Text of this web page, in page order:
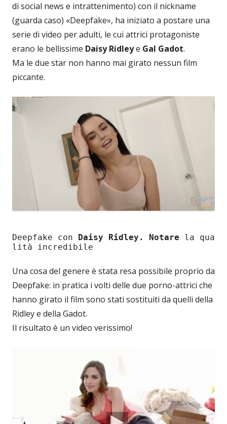
di social news e intrattenimento) con il nickname
(guarda caso) «Deepfake», ha iniziato a postare una
serie di video per adulti, le cui attrici protagoniste
erano le bellissime Daisy Ridleye Gal Gadot.
Ma le due star non hanno mai girato nessun film
piccante.
Deepfake con Daisy Ridley. Notare la qua
lità incredibile
Una cosa del genere è stata resa possibile proprio da
Deepfake: in pratica i volti delle due porno-attrici che
hanno girato il film sono stati sostituiti da quelli della
Ridley e della Gadot.
Il risultato è un video verissimo!